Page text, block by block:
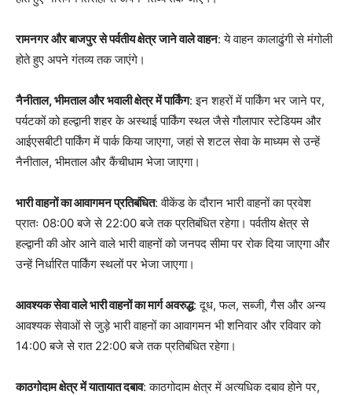
रामनगर और बाजपुर से पर्वतीय क्षेत्र जाने वाले वाहन: ये वाहन कालाढुंगी से मंगोली
होते हुए अपने गंतव्य तक जाएंगे।
नैनीताल, भीमताल और भवाली क्षेत्र में पार्किंग: इन शहरों में पार्किंग भर जाने पर,
पर्यटकों को हल्द्वानी शहर के अस्थाई पार्किंग स्थल जैसे गौलापार स्टेडियम और
आईएसबीटी पार्किंग में पार्क किया जाएगा, जहां से शटल सेवा के माध्यम से उन्हें
नैनीताल, भीमताल और कैंचीधाम भेजा जाएगा।
भारी वाहनों का आवागमन प्रतिबंधित: वीकेंड के दौरान भारी वाहनों का प्रवेश
प्रातः 08:00 बजे से 22:00 बजे तक प्रतिबंधित रहेगा। पर्वतीय क्षेत्र से
हल्द्वानी की ओर आने वाले भारी वाहनों को जनपद सीमा पर रोक दिया जाएगा और
उन्हें निर्धारित पार्किंग स्थलों पर भेजा जाएगा।
आवश्यक सेवा वाले भारी वाहनों का मार्ग अवरुद्ध: दूध, फल, सब्जी, गैस और अन्य
आवश्यक सेवाओं से जुड़े भारी वाहनों का आवागमन भी शनिवार और रविवार को
14:00 बजे से रात 22:00 बजे तक प्रतिबंधित रहेगा।
काठगोदाम क्षेत्र में यातायात दबाव: काठगोदाम क्षेत्र में अत्यधिक दबाव होने पर,